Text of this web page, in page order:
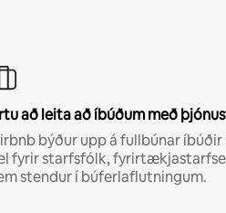
að leita að íbúðum með
býður upp á fullbúnar íbúðir
fyrir starfsfólk,
stendur í búferlaflutningum.